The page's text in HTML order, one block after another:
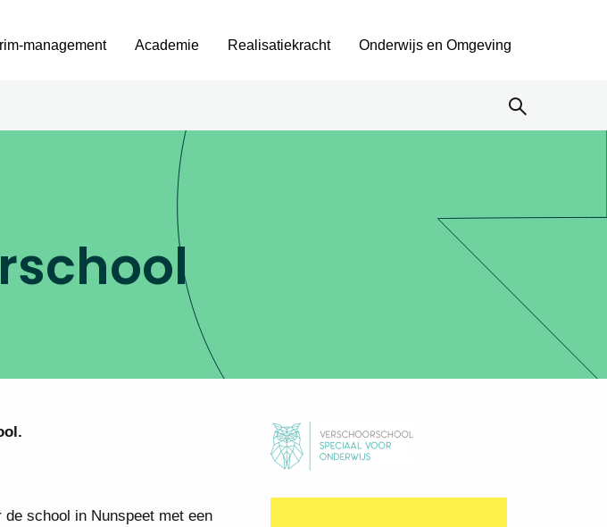
management Academie Realisatiekracht Onderwijs en Omgeving
school in Nunspeet met een